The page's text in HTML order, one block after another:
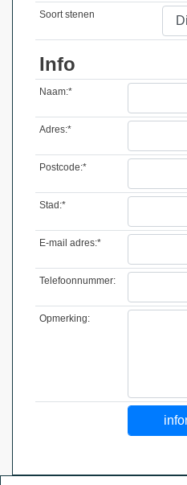
Soort stenen
Info
Naam:*
Adres:*
Postcode:*
Stad:*
E-mail adres:*
Telefoonnummer:
Opmerking: